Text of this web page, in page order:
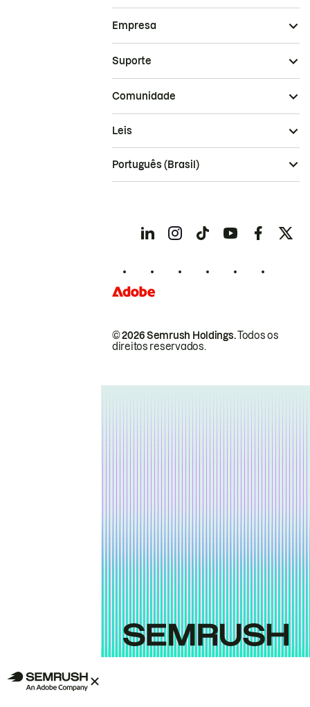
Empresa
Suporte
Comunidade
© 2026 Semrush Holdings.Todos os
direitos reservados.
Leis
Português (Brasil)